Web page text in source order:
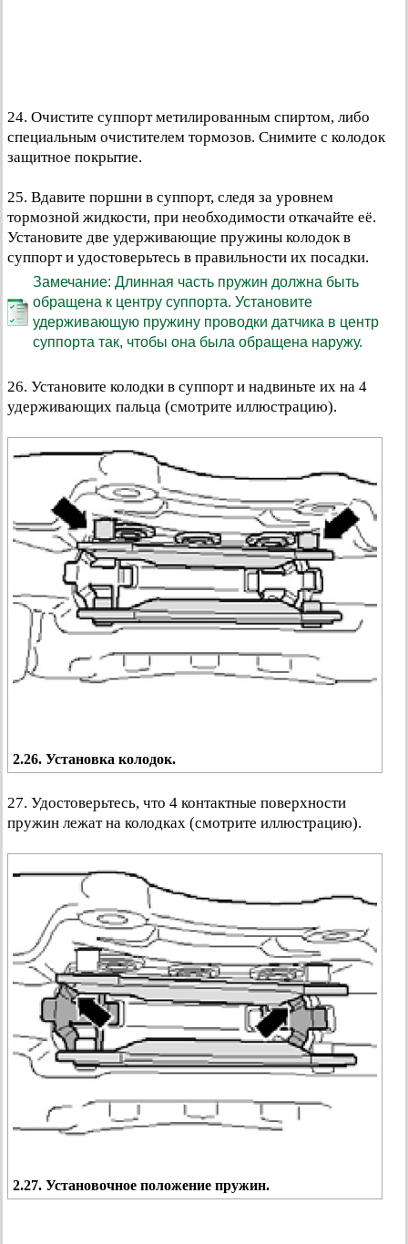
24. Очистите суппорт метилированным спиртом, либо
специальным очистителем тормозов. Снимите с колодок
защитное покрытие.
25. Вдавите поршни в суппорт, следя за уровнем
тормозной жидкости, при необходимости откачайте её.
Установите две удерживающие пружины колодок в
суппорт и удостоверьтесь в правильности их посадки.
Замечание: Длинная часть пружин должна быть
обращена к центру суппорта. Установите
удерживающую пружину проводки датчика в центр
суппорта так, чтобы она была обращена наружу.
26. Установите колодки в суппорт и надвиньте их на 4
удерживающих пальца (смотрите иллюстрацию).
2.26. Установка колодок.
27. Удостоверьтесь, что 4 контактные поверхности
пружин лежат на колодках (смотрите иллюстрацию).
2.27. Установочное положение пружин.